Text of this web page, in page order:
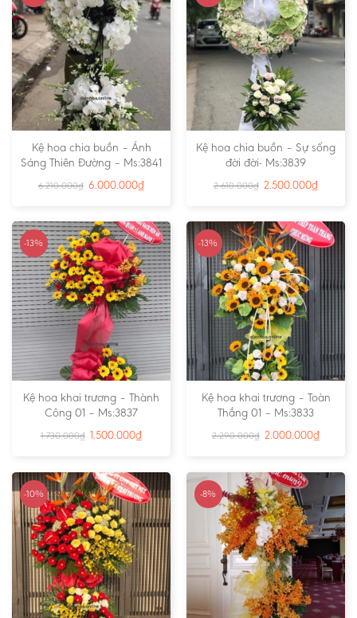
Kệ hoa chia buồn – Ánh
Sáng Thiên Đường – Ms:3841
6.210.000₫ 6.000.000₫
Kệ hoa chia buồn – Sự sống
đời đời- Ms:3839
2.610.000₫ 2.500.000₫
-13%
Kệ hoa khai trương – Thành
Công 01 – Ms:3837
1.730.000₫ 1.500.000₫
-13%
Kệ hoa khai trương – Toàn
Thắng 01 – Ms:3833
2.290.000₫ 2.000.000₫
-10% -8%